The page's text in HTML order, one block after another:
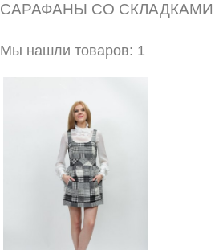
САРАФАНЫ СО СКЛАДКАМИ
Мы нашли товаров: 1